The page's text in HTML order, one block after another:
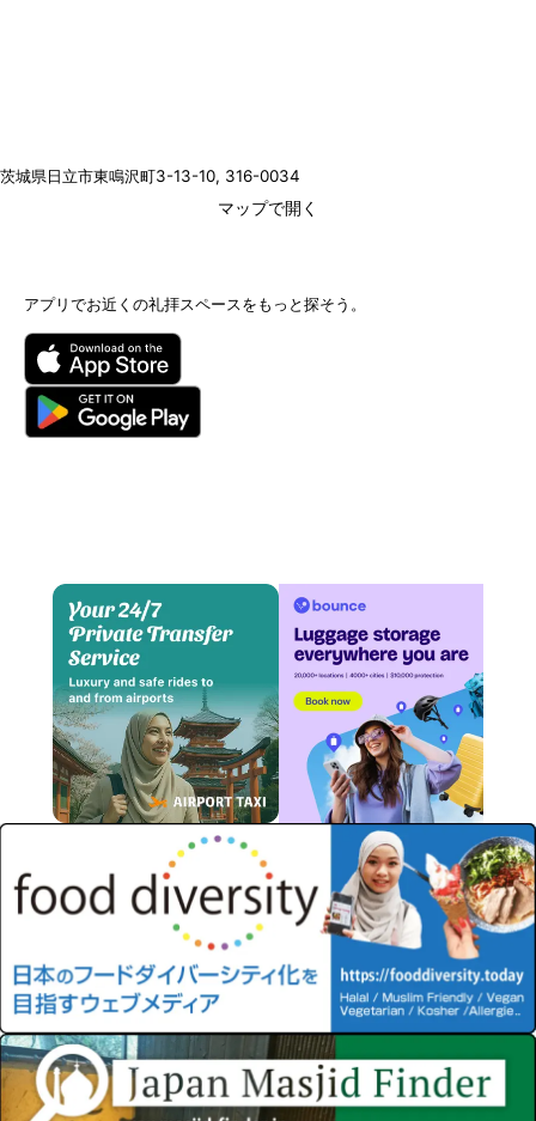
茨城県日立市東鳴沢町3-13-10, 316-0034
マップで開く
アプリでお近くの礼拝スペースをもっと探そう。